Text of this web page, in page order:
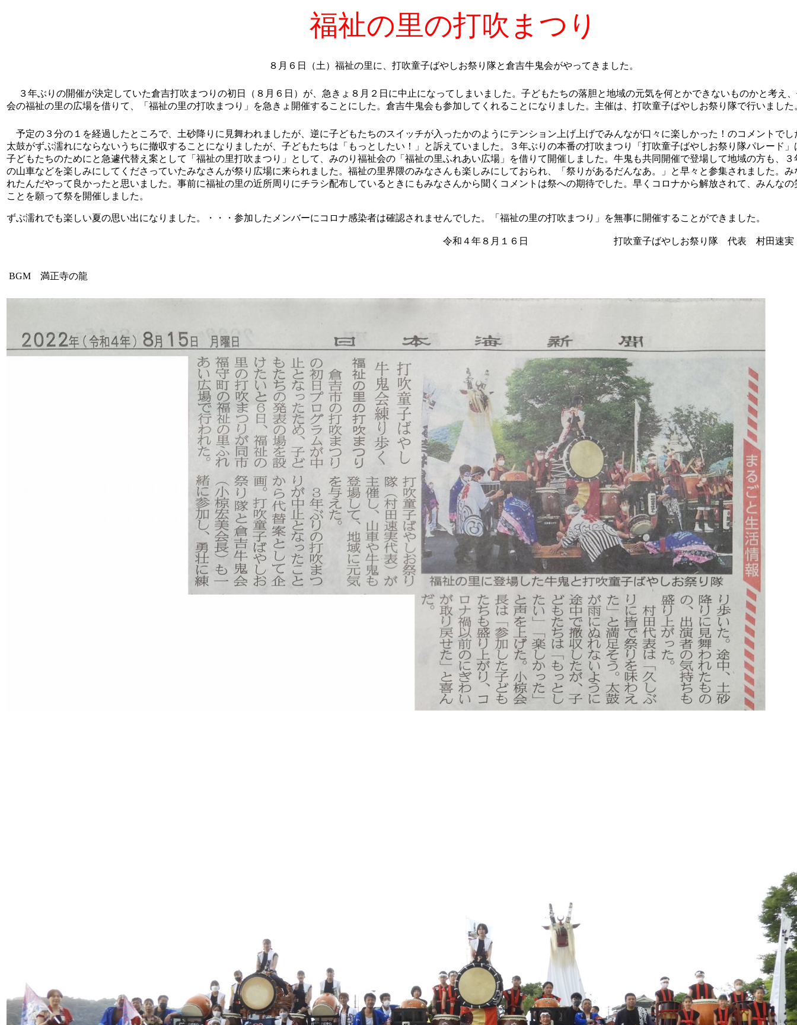
福祉の里の打吹まつり
８月６日（土）福祉の里に、打吹童子ばやしお祭り隊と倉吉牛鬼会がやってきました。
３年ぶりの開催が決定していた倉吉打吹まつりの初日（８月６日）が、急きょ８月２日に中止になってしまいました。子どもたちの落胆と地域の元気を何とかできないものかと考え
会の福祉の里の広場を借りて、「福祉の里の打吹まつり」を急きょ開催することにした。倉吉牛鬼会も参加してくれることになりました。主催は、打吹童子ばやしお祭り隊で行いました
予定の３分の１を経過したところで、土砂降りに見舞われましたが、逆に子どもたちのスイッチが入ったかのようにテンション上げ上げでみんなが口々に楽しかった！のコメントでし
太鼓がずぶ濡れにならないうちに撤収することになりましたが、子どもたちは「もっとしたい！」と訴えていました。３年ぶりの本番の打吹まつり「打吹童子ばやしお祭り隊パレード
子どもたちのためにと急遽代替え案として「福祉の里打吹まつり」として、みのり福祉会の「福祉の里ふれあい広場」を借りて開催しました。牛鬼も共同開催で登場して地域の方も、
の山車などを楽しみにしてくださっていたみなさんが祭り広場に来られました。福祉の里界隈のみなさんも楽しみにしておられ、「祭りがあるだんなあ。」と早々と参集されました。
れたんだやって良かったと思いました。事前に福祉の里の近所周りにチラシ配布しているときにもみなさんから聞くコメントは祭への期待でした。早くコロナから解放されて、みんな
ことを願って祭を開催しました。
ずぶ濡れでも楽しい夏の思い出になりました。・・・参加したメンバーにコロナ感染者は確認されませんでした。「 福祉の里の打吹まつり」を無事に開催することができました。
令和４年８月１６日 打吹童子ばやしお祭り隊 代表 村田速実
BGM 満正寺の龍